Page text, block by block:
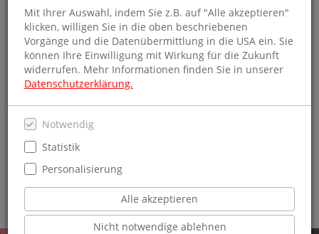
Mit Ihrer Auswahl, indem Sie z.B. auf "Alle akzeptieren"
klicken, willigen Sie in die oben beschriebenen
Vorgänge und die Datenübermittlung in die USA ein. Sie
können Ihre Einwilligung mit Wirkung für die Zukunft
widerrufen. Mehr Informationen finden Sie in unserer
Datenschutzerklärung.
Notwendig
Statistik
Personalisierung
Alle akzeptieren
Nicht notwendige ablehnen
Direkt in der Innenstadt von Sinsheim erwartet Sie das
Schmitt & HahnTeam mit einem vielfältigen Lesesortiment
im Bücherland.
Dem ursprünglichen Namen Bücherland noch immer treu
vereint Schmitt & Hahn hier am Kirchplatz ein vielfältiges,
ausgewogenes und aktuelles Sortiment. Bücher aller Genres,
Geschenkideen in Hülle und Fülle, wunderschöne Papeterie,
Spiele für jedes Alter und auch Postkarten zu jedem Anlass -
inspirieren. Hier findet jeder tatsächlich das, was er sucht.
Meistens noch ein wenig mehr. Dass wir nicht nur sehr große
Freude bei dem haben, was wir tun, sondern auch sehr viel
davon verstehen, merken Sie sehr schnell. Versprochen!